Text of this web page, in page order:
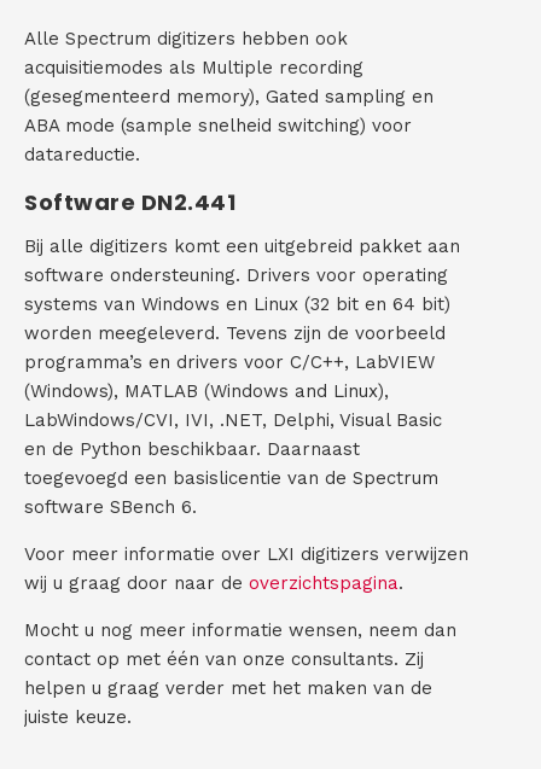
Alle Spectrum digitizers hebben ook
acquisitiemodes als Multiple recording
(gesegmenteerd memory), Gated sampling en
ABA mode (sample snelheid switching) voor
datareductie.
Software DN2.441
Bij alle digitizers komt een uitgebreid pakket aan
software ondersteuning. Drivers voor operating
systems van Windows en Linux (32 bit en 64 bit)
worden meegeleverd. Tevens zijn de voorbeeld
programma’s en drivers voor C/C++, LabVIEW
(Windows), MATLAB (Windows and Linux),
LabWindows/CVI, IVI, .NET, Delphi, Visual Basic
en de Python beschikbaar. Daarnaast
toegevoegd een basislicentie van de Spectrum
software SBench 6.
Voor meer informatie over LXI digitizers verwijzen
wij u graag door naar de overzichtspagina.
Mocht u nog meer informatie wensen, neem dan
contact op met één van onze consultants. Zij
helpen u graag verder met het maken van de
juiste keuze.